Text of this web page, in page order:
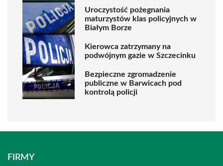
Uroczystość pożegnania
maturzystów klas policyjnych w
Białym Borze
Kierowca zatrzymany na
podwójnym gazie w Szczecinku
Bezpieczne zgromadzenie
publiczne w Barwicach pod
kontrolą policji
FIRMY